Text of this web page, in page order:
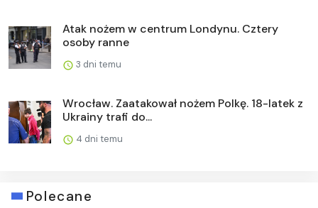
Atak nożem w centrum Londynu. Cztery
osoby ranne
3 dni temu
Wrocław. Zaatakował nożem Polkę. 18-latek z
Ukrainy trafi do...
4 dni temu
Polecane